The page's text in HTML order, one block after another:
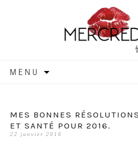
MENU
MES BONNES
ET SANTÉ POUR 2016.
22 janvier 2016